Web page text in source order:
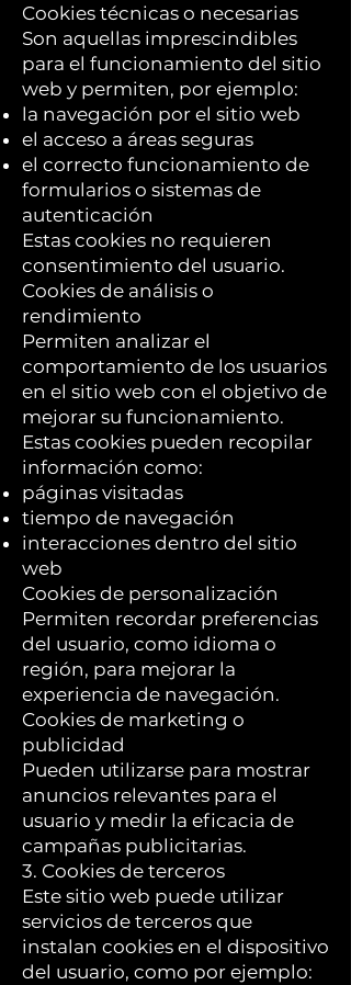
Cookies técnicas o necesarias
Son aquellas imprescindibles
para el funcionamiento del sitio
web y permiten, por ejemplo:
la navegación por el sitio web
el acceso a áreas seguras
el correcto funcionamiento de
formularios o sistemas de
autenticación
Estas cookies no requieren
consentimiento del usuario.
Cookies de análisis o
rendimiento
Permiten analizar el
comportamiento de los usuarios
en el sitio web con el objetivo de
mejorar su funcionamiento.
Estas cookies pueden recopilar
información como:
páginas visitadas
tiempo de navegación
interacciones dentro del sitio
web
Cookies de personalización
Permiten recordar preferencias
del usuario, como idioma o
región, para mejorar la
experiencia de navegación.
Cookies de marketing o
publicidad
Pueden utilizarse para mostrar
anuncios relevantes para el
usuario y medir la eficacia de
campañas publicitarias.
3. Cookies de terceros
Este sitio web puede utilizar
servicios de terceros que
instalan cookies en el dispositivo
del usuario, como por ejemplo: